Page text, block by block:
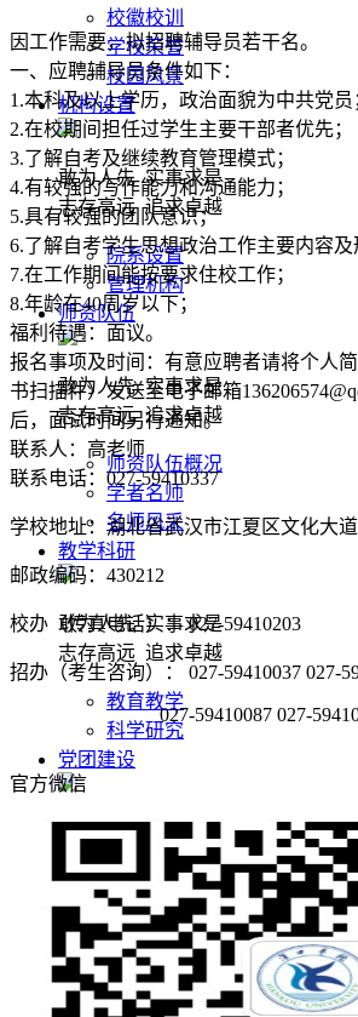
校徽校训
学校荣誉
校园风景
机构设置
敢为人先 实事求是
志存高远 追求卓越
院系设置
管理机构
师资队伍
敢为人先 实事求是
志存高远 追求卓越
师资队伍概况
学者名师
名师风采
教学科研
敢为人先 实事求是
志存高远 追求卓越
教育教学
科学研究
党团建设
敢为人先 实事求是
志存高远 追求卓越
党建阵地
团学天地
招生就业
因工作需要，拟招聘辅导员若干名。
一、应聘辅导员条件如下：
1.本科及以上学历，政治面貌为中共党员
2.在校期间担任过学生主要干部者优先；
3.了解自考及继续教育管理模式；
4.有较强的写作能力和沟通能力；
5.具有较强的团队意识；
6.了解自考学生思想政治工作主要内容及
7.在工作期间能按要求住校工作；
8.年龄在40周岁以下；
福利待遇：面议。
报名事项及时间：有意应聘者请将个人
书扫描件）发送至电子邮箱
后，面试时间另行通知。
联系人：高老师
联系电话： 027-59410337
学校地址：湖北省武汉市江夏区文化大
邮政编码：430212
校办（传真电话）： 027-59410203
招办（考生咨询）： 027-59410037 027-
027-59410087 027-
官方微信